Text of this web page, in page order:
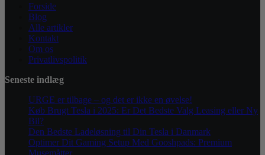
Forside
Blog
Alle artikler
Kontakt
Om os
Privatlivspolitik
Seneste indlæg
URGE er tilbage – og det er ikke en øvelse!
Køb Brugt Tesla i 2025: Er Det Bedste Valg Leasing eller Ny
Bil?
Den Bedste Ladeløsning til Din Tesla i Danmark
Optimer Dit Gaming Setup Med Gooshpads: Premium
Musemåtter